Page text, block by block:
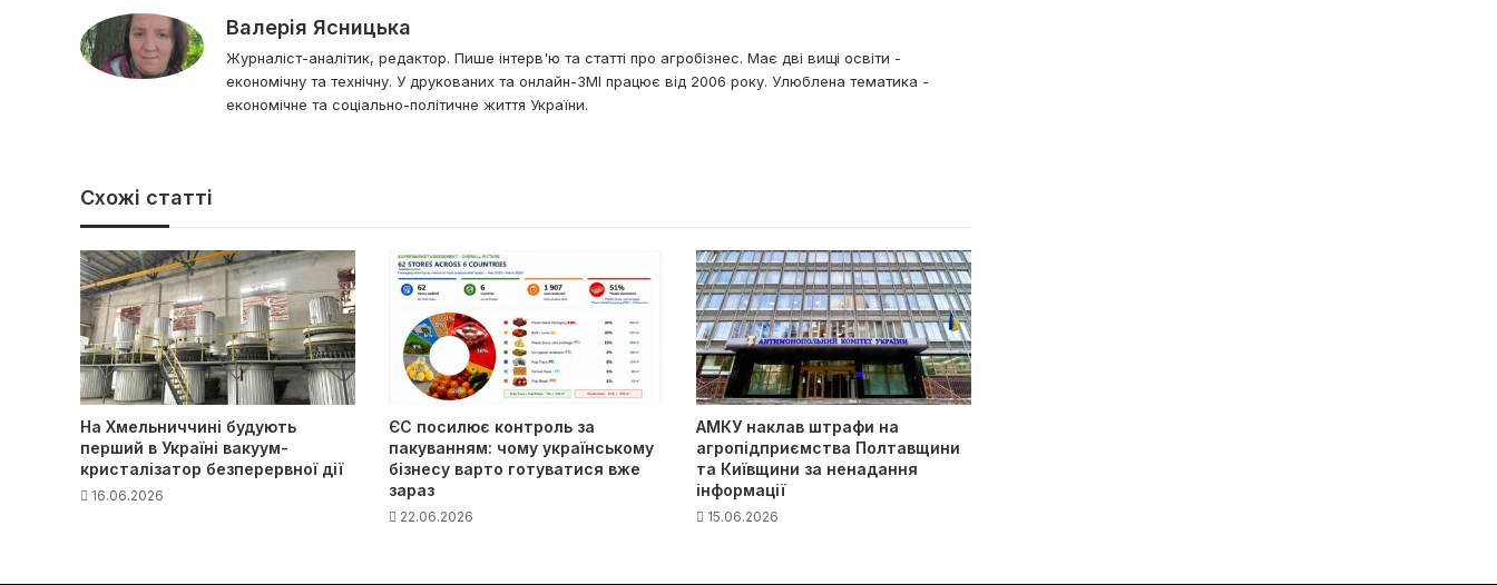
Валерія Ясницька
Журналіст-аналітик, редактор. Пише інтерв'ю та статті про агробізнес. Має дві вищі освіти -
економічну та технічну. У друкованих та онлайн-ЗМІ працює від 2006 року. Улюблена тематика -
економічне та соціально-політичне життя України.
Схожі статті
На Хмельниччині будують
перший в Україні вакуум-
кристалізатор безперервної дії
16.06.2026
ЄС посилює контроль за
пакуванням: чому українському
бізнесу варто готуватися вже
зараз
22.06.2026
АМКУ наклав штрафи на
агропідприємства Полтавщини
та Київщини за ненадання
інформації
15.06.2026